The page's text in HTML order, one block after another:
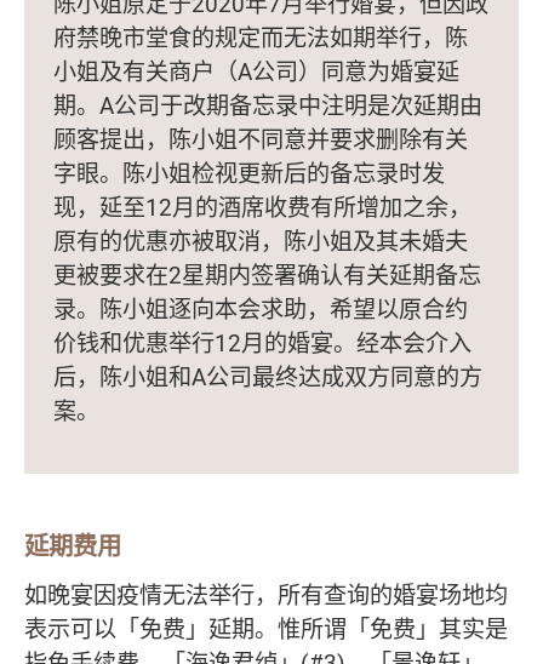
府禁晚市堂食的规定而无法如期举行，陈
小姐及有关商户（A公司）同意为婚宴延
期。A公司于改期备忘录中注明是次延期由
顾客提出，陈小姐不同意并要求删除有关
字眼。陈小姐检视更新后的备忘录时发
现，延至12月的酒席收费有所增加之余，
原有的优惠亦被取消，陈小姐及其未婚夫
更被要求在2星期内签署确认有关延期备忘
录。陈小姐逐向本会求助，希望以原合约
价钱和优惠举行12月的婚宴。经本会介入
后，陈小姐和A公司最终达成双方同意的方
案。
延期费用
如晚宴因疫情无法举行，所有查询的婚宴场地均
表示可以「免费」延期。惟所谓「免费」其实是